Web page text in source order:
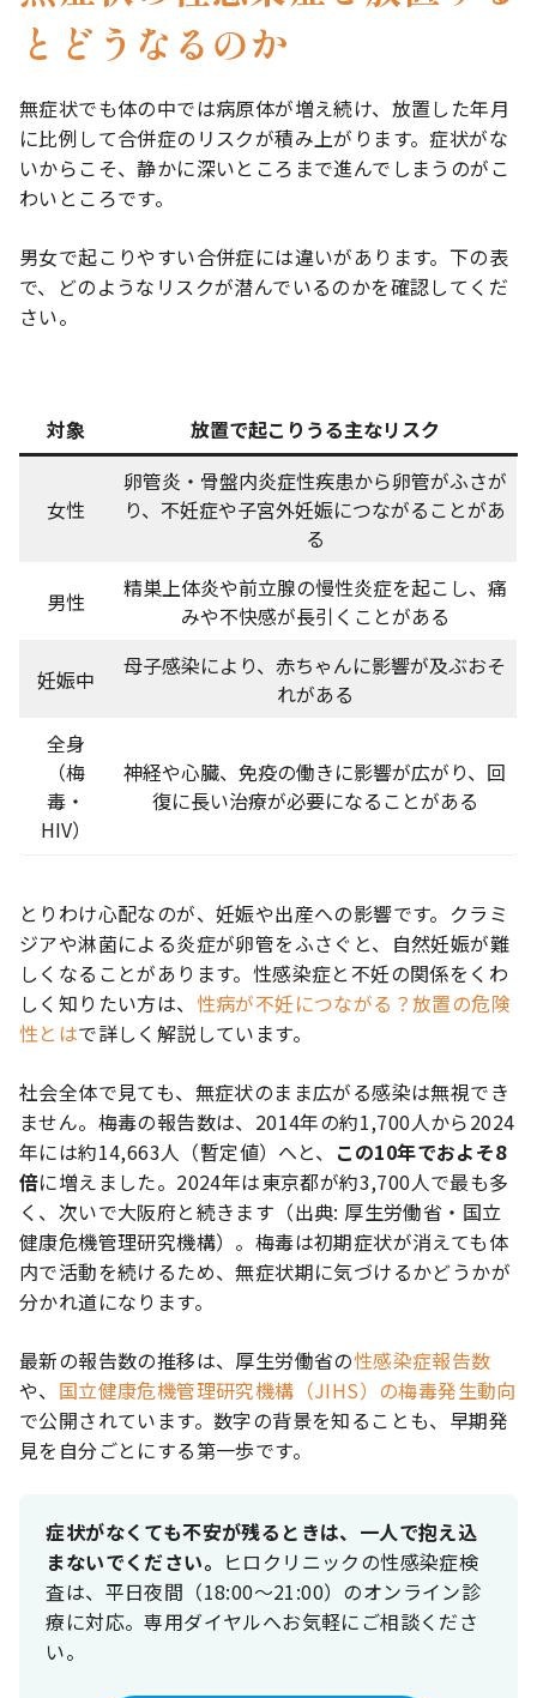
とどうなるのか
無症状でも体の中では病原体が増え続け、放置した年月
に比例して合併症のリスクが積み上がります。症状がな
いからこそ、静かに深いところまで進んでしまうのがこ
わいところです。
男女で起こりやすい合併症には違いがあります。下の表
で、どのようなリスクが潜んでいるのかを確認してくだ
さい。
対象 放置で起こりうる主なリスク
女性
卵管炎・骨盤内炎症性疾患から卵管がふさが
り、不妊症や子宮外妊娠につながることがあ
る
男性
精巣上体炎や前立腺の慢性炎症を起こし、痛
みや不快感が長引くことがある
妊娠中
母子感染により、赤ちゃんに影響が及ぶおそ
れがある
全身
（梅
毒・
HIV）
神経や心臓、免疫の働きに影響が広がり、回
復に長い治療が必要になることがある
とりわけ心配なのが、妊娠や出産への影響です。クラミ
ジアや淋菌による炎症が卵管をふさぐと、自然妊娠が難
しくなることがあります。性感染症と不妊の関係をくわ
しく知りたい方は、 性病が不妊につながる？放置の危険
性とはで詳しく解説しています。
社会全体で見ても、無症状のまま広がる感染は無視でき
ません。梅毒の報告数は、2014年の約1,700人から2024
年には約14,663人（暫定値）へと、 この10年でおよそ8
倍に増えました。2024年は東京都が約3,700人で最も多
く、次いで大阪府と続きます（出典: 厚生労働省・国立
健康危機管理研究機構）。梅毒は初期症状が消えても体
内で活動を続けるため、無症状期に気づけるかどうかが
分かれ道になります。
最新の報告数の推移は、厚生労働省の性感染症報告数
や、 国立健康危機管理研究機構（JIHS）の梅毒発生動向
で公開されています。数字の背景を知ることも、早期発
見を自分ごとにする第一歩です。
症状がなくても不安が残るときは、一人で抱え込
まないでください。 ヒロクリニックの性感染症検
査は、平日夜間（18:00〜21:00）のオンライン診
療に対応。専用ダイヤルへお気軽にご相談くださ
い。